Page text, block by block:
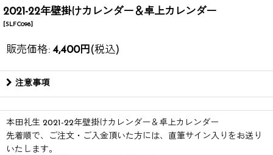
2021-22年壁掛けカレンダー＆卓上カレンダー
[SLFC098]
販売価格: 4,400円 (税込)
注意事項
本田礼生 2021-22年壁掛けカレンダー＆卓上カレンダー
先着順で、ご注文・ご入金頂いた方には、直筆サイン入りをお送り
いたします。